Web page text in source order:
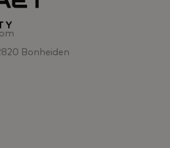
Bonheiden